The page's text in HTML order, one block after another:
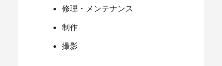
修理・メンテナンス
制作
撮影